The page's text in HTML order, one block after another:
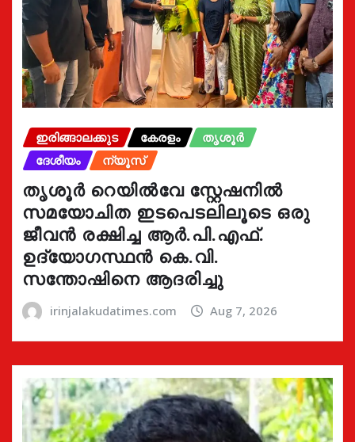
ഇരിങ്ങാലക്കുട കേരളം
തൃശൂർ
ദേശീയം
ന്യൂസ്
തൃശൂർ റെയിൽവേ സ്റ്റേഷനിൽ
സമയോചിത ഇടപെടലിലൂടെ ഒരു
ജീവൻ രക്ഷിച്ച ആർ.പി.എഫ്.
ഉദ്യോഗസ്ഥൻ കെ.വി.
സന്തോഷിനെ ആദരിച്ചു
irinjalakudatimes.com Aug 7, 2026